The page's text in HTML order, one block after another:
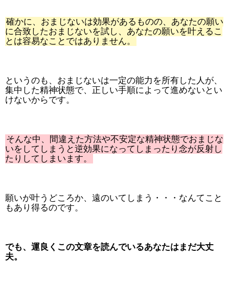
確かに、おまじないは効果があるものの、あなたの願い
に合致したおまじないを試し、あなたの願いを叶えるこ
とは容易なことではありません。
というのも、おまじないは一定の能力を所有した人が、
集中した精神状態で、正しい手順によって進めないとい
けないからです。
そんな中、間違えた方法や不安定な精神状態でおまじな
いをしてしまうと逆効果になってしまったり念が反射し
たりしてしまいます。
願いが叶うどころか、遠のいてしまう・・・なんてこと
もあり得るのです。
でも、運良くこの文章を読んでいるあなたはまだ大丈
夫。